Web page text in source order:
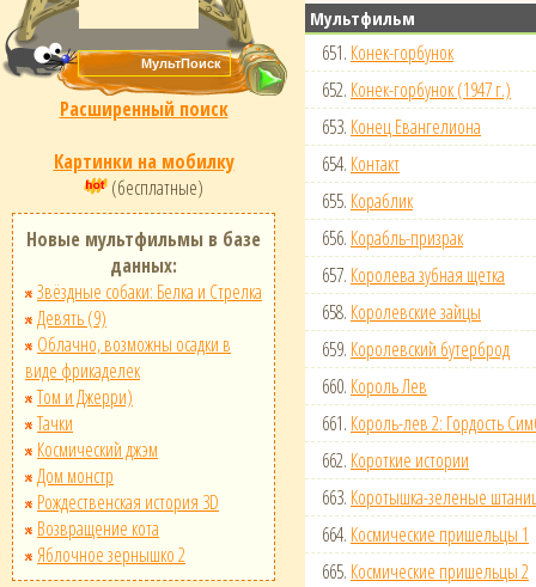
Расширенный поиск
Картинки на мобилку
(бесплатные)
Новые мультфильмы в базе
данных:
Звёздные собаки: Белка и Стрелка
Девять (9)
Облачно, возможны осадки в
виде фрикаделек
Том и Джерри)
Тачки
Космический джэм
Дом монстр
Рождественская история 3D
Возвращение кота
Яблочное зернышко 2
Мультфильм
651. Конек-горбунок
652. Конек-горбунок (1947 г.)
653. Конец Евангелиона
654. Контакт
655. Кораблик
656. Корабль-призрак
657. Королева зубная щетка
658. Королевские зайцы
659. Королевский бутерброд
660. Король Лев
661. Король-лев 2: Гордость
662. Короткие истории
663. Коротышка-зеленые
664. Космические пришельцы 1
665. Космические пришельцы 2